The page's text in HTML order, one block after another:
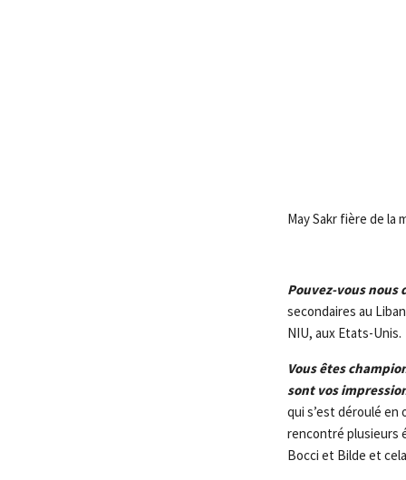
May Sakr fière de la
Pouvez-vous nous
secondaires au
NIU, aux Etats-Unis.
Vous êtes
sont vos
qui s’est déroulé
rencontré plusieurs
Bocci et Bilde et